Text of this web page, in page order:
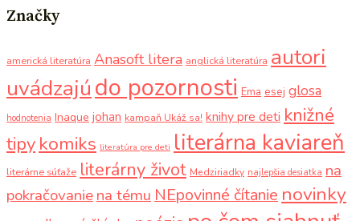
Značky
americká literatúra Anasoft litera anglická literatúra autori
uvádzajúdo pozornosti Ema esej glosa
hodnotenia Inaque johan kampaň Ukáž sa! knihy pre deti knižné
tipy komiks literatúra pre deti literárna kaviareň
literárne súťaže literárny život Medziriadky najlepšia desiatka na
pokračovaniena tému NEpovinné čítanie novinky